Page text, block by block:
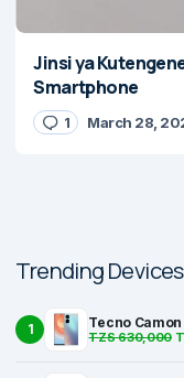
Jinsi ya
Smartphone
1 March 28,
Trending Devices
1 Tecno Camon
TZS 630,000